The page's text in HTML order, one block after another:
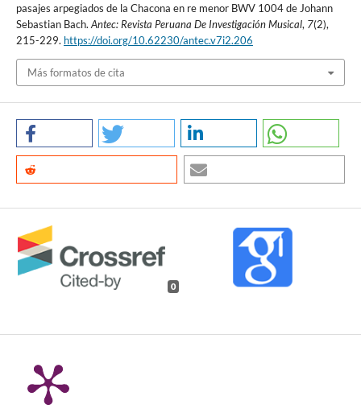
pasajes arpegiados de la Chacona en re menor BWV 1004 de Johann
Sebastian Bach. Antec: Revista Peruana De Investigación Musical, 7(2),
215-229. https://doi.org/10.62230/antec.v7i2.206
Más formatos de cita
0